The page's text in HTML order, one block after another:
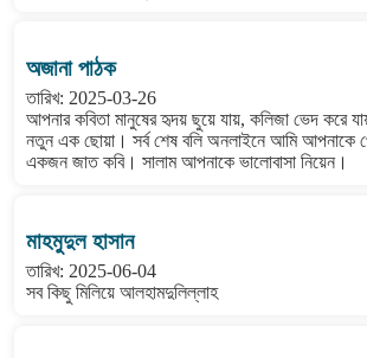
অজানা পাঠক
তারিখ: 2025-03-26
আপনার কবিতা মানুষের হৃদয় ছুয়ে যায়, কলিজা ভেদ করে
নতুন এক ছোয়া। সর্ব শেষ বলি অনলাইনে আমি আপনাকে
একজন জাত কবি। সালাম আপনাকে ভালোবাসা নিয়েন।
মাহমুদুল হাসান
তারিখ: 2025-06-04
সব কিছু মিলিয়ে আলহামদুলিল্লাহ